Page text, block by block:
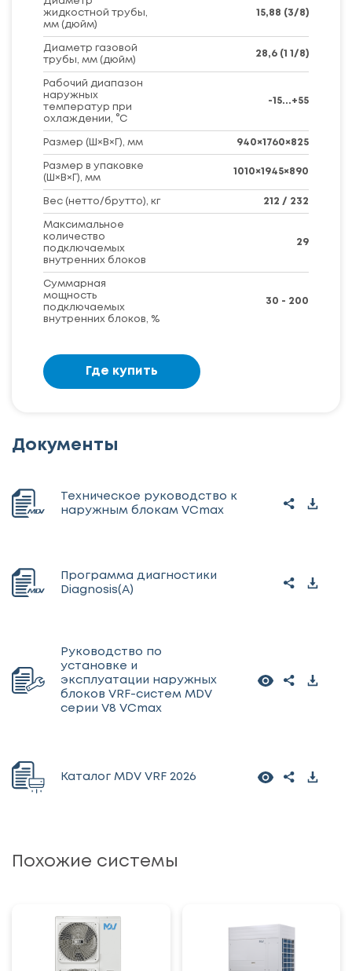
жидкостной трубы,
мм (дюйм)
15,88 (3/8)
Диаметр газовой
трубы, мм (дюйм)
28,6 (1 1/8)
Рабочий диапазон
наружных
температур при
охлаждении, °C
-15...+55
Размер (Ш×В×Г), мм 940×1760×825
Размер в упаковке
(Ш×В×Г), мм
1010×1945×890
Вес (нетто/брутто), кг 212 / 232
Максимальное
количество
подключаемых
внутренних блоков
29
Суммарная
мощность
подключаемых
внутренних блоков, %
30 - 200
Где купить
Документы
Техническое руководство к
наружным блокам VCmax
Программа диагностики
Diagnosis(A)
Руководство по
установке и
эксплуатации наружных
блоков VRF-систем MDV
серии V8 VCmax
Каталог MDV VRF 2026
Похожие системы